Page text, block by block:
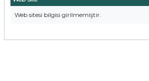
Web sitesi bilgisi girilmemiştir.